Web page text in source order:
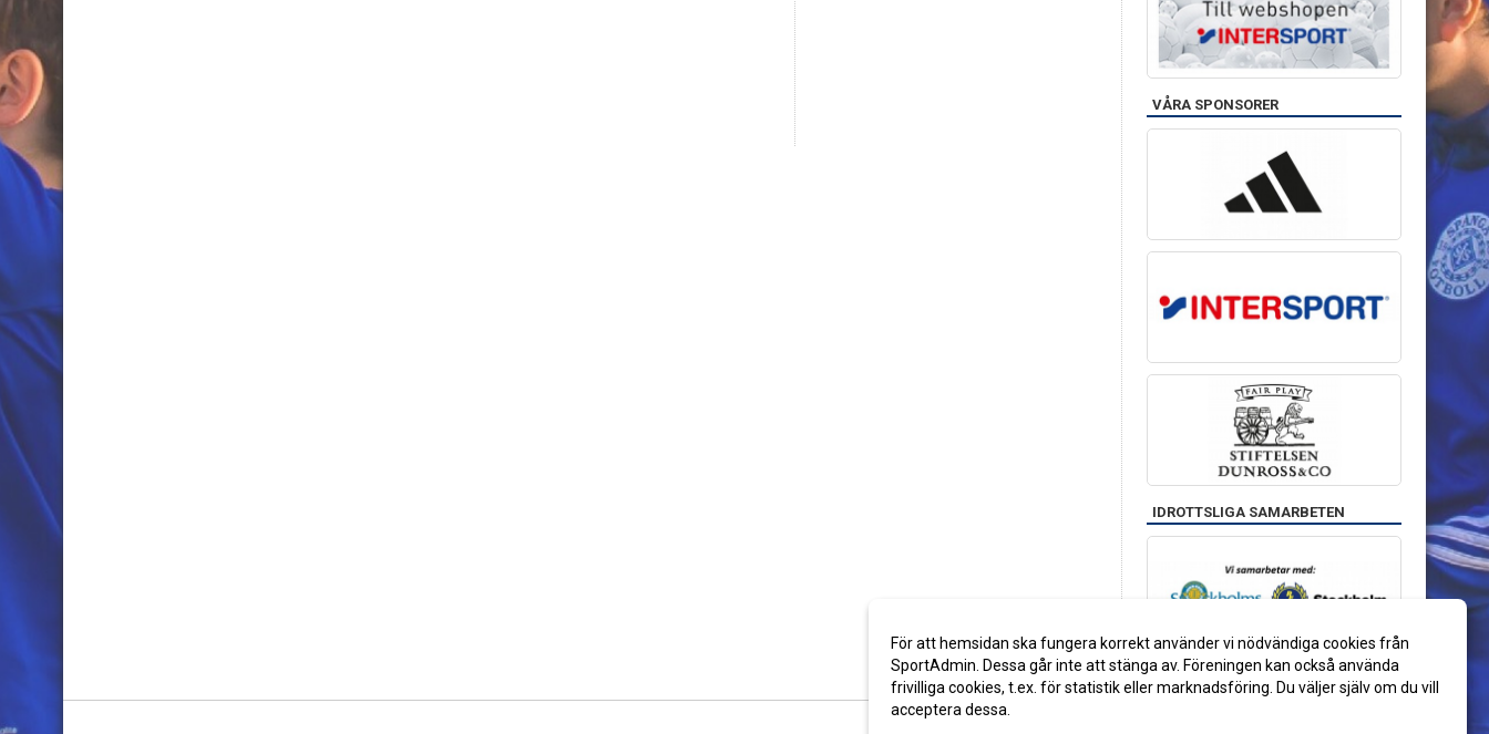
VÅRA SPONSORER
IDROTTSLIGA SAMARBETEN
För att hemsidan ska fungera korrekt använder vi nödvändiga cookies från
SportAdmin. Dessa går inte att stänga av. Föreningen kan också använda
frivilliga cookies, t.ex. för statistik eller marknadsföring. Du väljer själv om du vill
acceptera dessa.